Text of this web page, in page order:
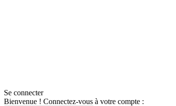
Se connecter
Bienvenue ! Connectez-vous à votre compte :